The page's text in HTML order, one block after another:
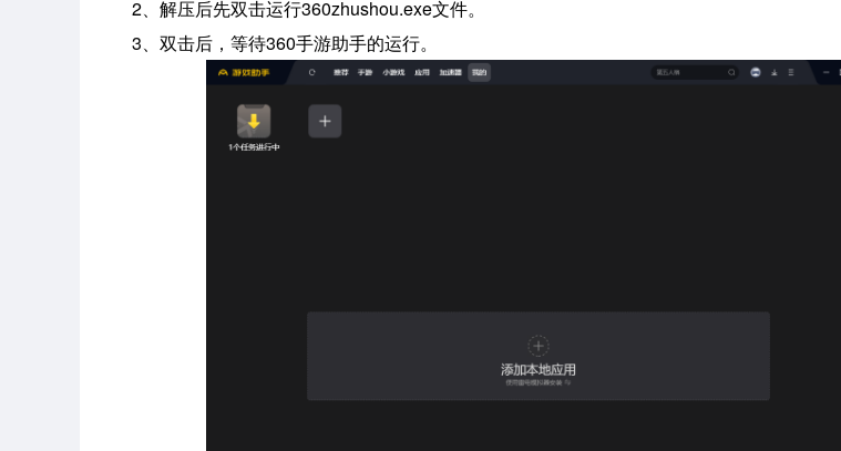
2、解压后先双击运行360zhushou.exe文件。
3、双击后，等待360手游助手的运行。